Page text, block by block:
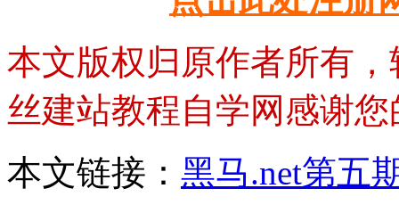
本文版权归原作者所有
丝建站教程自学网感谢
本文链接： 黑马.net第五